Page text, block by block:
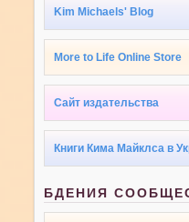
Kim Michaels' Blog
More to Life Online Store
Сайт издательства
Книги Кима Майклса в
БДЕНИЯ